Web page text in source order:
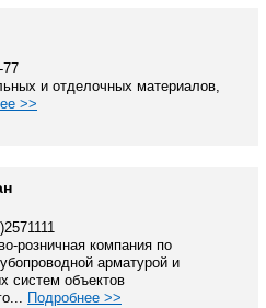
77
и отделочных материалов,
>>
розничная компания по
арматурой и
систем объектов
Подробнее >>